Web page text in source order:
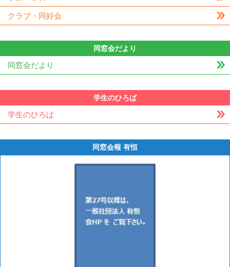
クラブ・同好会
同窓会だより
同窓会だより
学生のひろば
学生のひろば
同窓会報 有恒